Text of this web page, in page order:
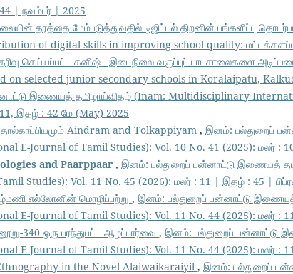
| நவம்பர் | 2025
தரத்தை மேம்படுத்துவதில் டிஜிட்டல் திறனின் பங்களிப்பு
of digital skills in improving school quality:
செய்யப்பட்ட கனிஷ்ட இடைநிலை வகுப்புப் பாடசாலைகளை
on selected junior secondary schools in Koralaipatu,
இணையத் தமிழாய்விதழ் (Inam: Multidisciplinary
இதழ் : 42 மே (May) 2025
Aindram and Tolkappiyam , இனம்: பல்துறைப்
E-Journal of Tamil Studies): Vol. 10 No. 41 (2025): மலர் :
and Paarppaar , இனம்: பல்துறைப் பன்னாட்டு இணையத்
Studies): Vol. 11 No. 45 (2026): மலர் : 11 | இதழ் : 45 |
எல்லோனின் மொழிப்பற்று , இனம்: பல்துறைப் பன்னாட்டு இணையத்
E-Journal of Tamil Studies): Vol. 11 No. 44 (2025): மலர் :
340 ஒரு பரந்துபட்ட ஆழப்பார்வை , இனம்: பல்துறைப் பன்னாட்டு
E-Journal of Tamil Studies): Vol. 11 No. 44 (2025): மலர் :
in the Novel Alaiwaikaraiyil , இனம்: பல்துறைப்